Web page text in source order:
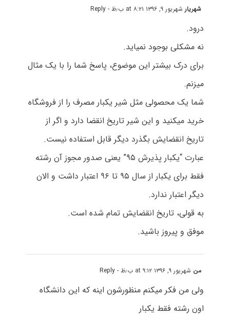
شهریارشهریور ۹, ۱۳۹۶ at ۸:۲۱ ب٫ظ - Reply
درود.
نه مشکلی بوجود نمیاید.
برای درک بیشتر این موضوع، پاسخ شما را با یک مثال
میزنم.
شما یک محصولی مثل شیر یکبار مصرف را از فروشگاه
خرید میکنید و این شیر تاریخ انقضا دارد و اگر از
تاریخ انقضایش بگذرد دیگر قابل استفاده نیست.
عبارت “یکبار پذیرش ۹۵” یعنی صدور مجوز آن رشته
فقط برای یکبار از سال ۹۵ تا ۹۶ اعتبار داشت و الان
دیگر اعتبار ندارد.
به قولی، تاریخ انقضایش تمام شده است.
موفق و پیروز باشید.
من شهریور ۹, ۱۳۹۶ at ۹:۱۲ ب٫ظ - Reply
ولی من فکر میکنم منظورشون اینه که این دانشگاه
اون رشته فقط یکبار